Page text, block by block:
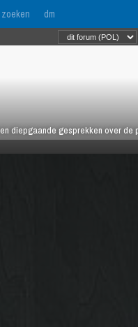
zoeken dm
diepgaande gesprekken over